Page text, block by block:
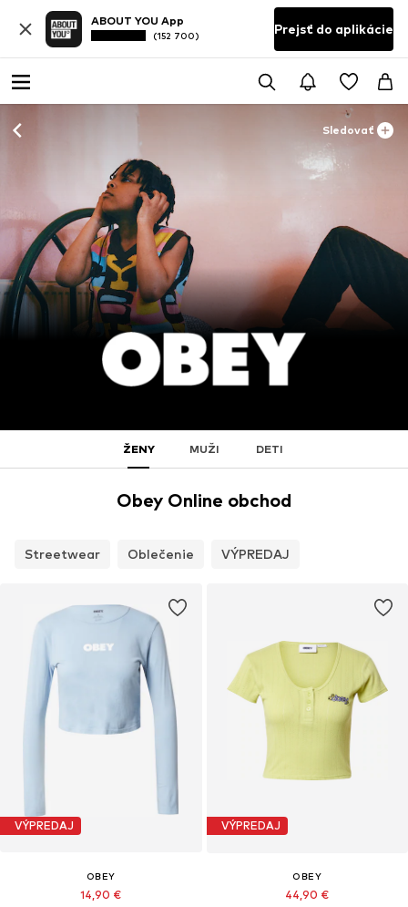
ABOUT YOU App
(152 700) Prejsť do aplikácie
Sledovať
ŽENY MUŽI DETI
Obey Online obchod
Streetwear Oblečenie VÝPREDAJ
VÝPREDAJ
OBEY
14,90 €
VÝPREDAJ
OBEY
44,90 €